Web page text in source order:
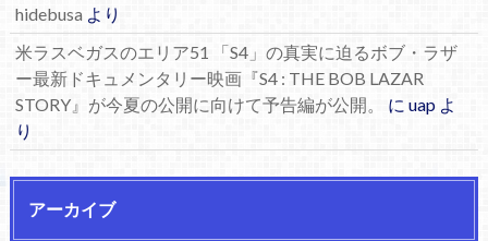
hidebusaより
米ラスベガスのエリア51 「S4」の真実に迫るボブ・ラザ
ー最新ドキュメンタリー映画『S4 : THE BOB LAZAR
STORY』が今夏の公開に向けて予告編が公開。
に uapよ
り
アーカイブ